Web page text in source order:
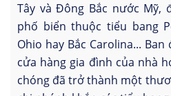
Tây và Đông Bắc nước Mỹ,
phố biển thuộc tiểu bang
Ohio hay Bắc Carolina...
cửa hàng gia đình của nhà
chóng đã trở thành một